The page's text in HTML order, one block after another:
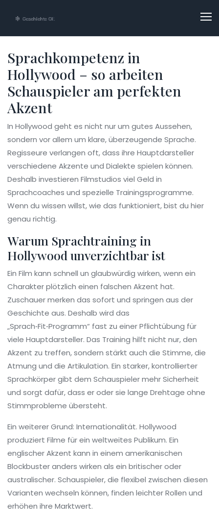
Sprachkompetenz in
Hollywood – so arbeiten
Schauspieler am perfekten
Akzent
In Hollywood geht es nicht nur um gutes Aussehen,
sondern vor allem um klare, überzeugende Sprache.
Regisseure verlangen oft, dass ihre Hauptdarsteller
verschiedene Akzente und Dialekte spielen können.
Deshalb investieren Filmstudios viel Geld in
Sprachcoaches und spezielle Trainingsprogramme.
Wenn du wissen willst, wie das funktioniert, bist du hier
genau richtig.
Warum Sprachtraining in
Hollywood unverzichtbar ist
Ein Film kann schnell un glaubwürdig wirken, wenn ein
Charakter plötzlich einen falschen Akzent hat.
Zuschauer merken das sofort und springen aus der
Geschichte aus. Deshalb wird das
„Sprach‑Fit‑Programm“ fast zu einer Pflichtübung für
viele Hauptdarsteller. Das Training hilft nicht nur, den
Akzent zu treffen, sondern stärkt auch die Stimme, die
Atmung und die Artikulation. Ein starker, kontrollierter
Sprachkörper gibt dem Schauspieler mehr Sicherheit
und sorgt dafür, dass er oder sie lange Drehtage ohne
Stimmprobleme übersteht.
Ein weiterer Grund: Internationalität. Hollywood
produziert Filme für ein weltweites Publikum. Ein
englischer Akzent kann in einem amerikanischen
Blockbuster anders wirken als ein britischer oder
australischer. Schauspieler, die flexibel zwischen diesen
Varianten wechseln können, finden leichter Rollen und
erhöhen ihre Marktwert.